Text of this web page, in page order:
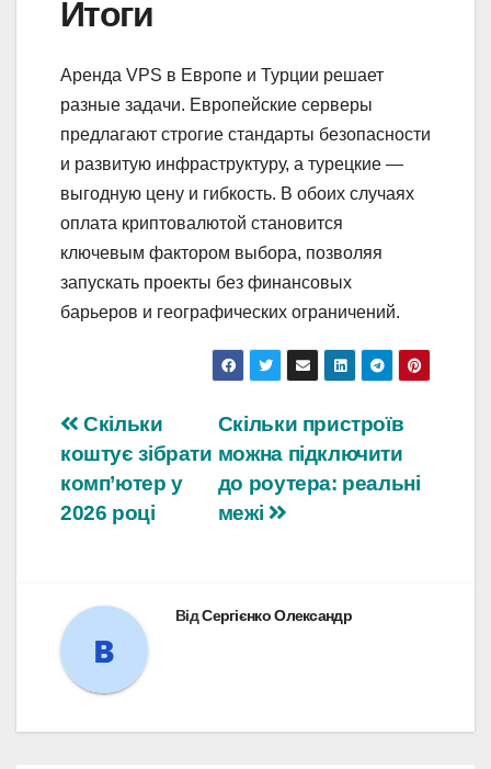
Итоги
Аренда VPS в Европе и Турции решает
разные задачи. Европейские серверы
предлагают строгие стандарты безопасности
и развитую инфраструктуру, а турецкие —
выгодную цену и гибкость. В обоих случаях
оплата криптовалютой становится
ключевым фактором выбора, позволяя
запускать проекты без финансовых
барьеров и географических ограничений.
Навігація
записів
Скільки пристроїв
можна підключити
до роутера: реальні
межі
Скільки
коштує зібрати
комп’ютер у
2026 році
ВідСергієнко Олександр